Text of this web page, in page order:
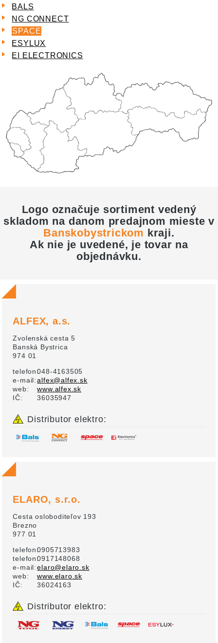
BALS
NG CONNECT
SPACE
ESYLUX
EI ELECTRONICS
Logo označuje sortiment vedený
skladom na danom predajnom mieste v
Banskobystrickom kraji.
Ak nie je uvedené, je tovar na
objednávku.
ALFEX, a.s.
Zvolenská cesta 5
Banská Bystrica
974 01
telefon:048-4163505
e-mail: alfex@alfex.sk
web:
www.alfex.sk
IČ:
36035947
Distributor elektro:
ELARO, s.r.o.
Cesta osloboditeľov 193
Brezno
977 01
telefon:0905713983
telefon:0917148068
e-mail: elaro@elaro.sk
web:
www.elaro.sk
IČ:
36024163
Distributor elektro: